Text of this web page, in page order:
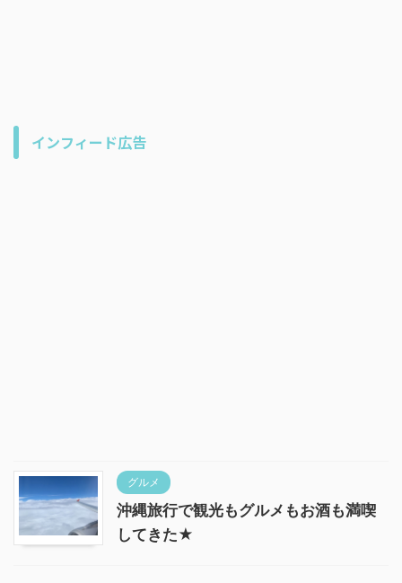
インフィード広告
グルメ
沖縄旅行で観光もグルメもお酒も満喫
してきた★